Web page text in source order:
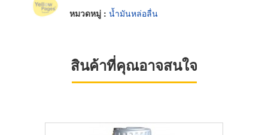
หมวดหมู่ : น้ำมันหล่อลื่น
สินค้าที่คุณอาจสนใจ